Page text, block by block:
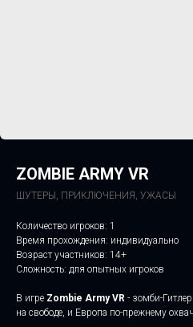
ZOMBIE ARMY VR
ШУТЕРЫ, ПРИКЛЮЧЕНИЯ, УЖАСЫ
Количество игроков: 1
Время прохождения: индивидуально
Возраст участников: 14+
Сложность: для опытных игроков
В игре Zombie Army VR - зомби-
на свободе, и Европа по-прежнему